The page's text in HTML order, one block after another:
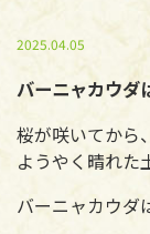
2025.04.05
バーニャカウダ
桜が咲いてから
ようやく晴れた
バーニャカウダ